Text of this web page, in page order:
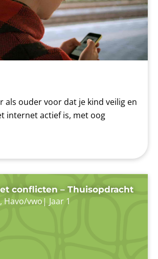
als ouder voor dat je kind veilig en
internet actief is, met oog
conflicten – Thuisopdracht
, Havo/vwo| Jaar 1